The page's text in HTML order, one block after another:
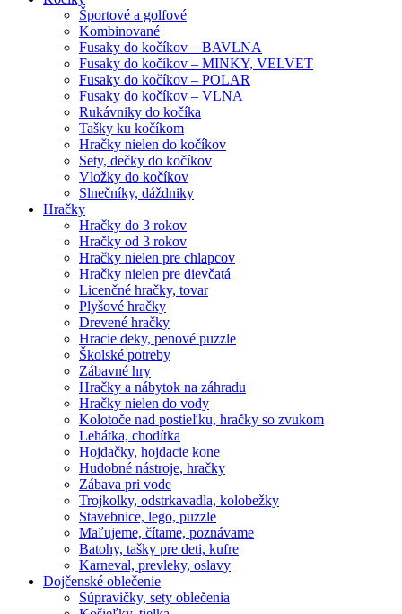
Športové a golfové
Kombinované
Fusaky do kočíkov – BAVLNA
Fusaky do kočíkov – MINKY, VELVET
Fusaky do kočíkov – POLAR
Fusaky do kočíkov – VLNA
Rukávniky do kočíka
Tašky ku kočíkom
Hračky nielen do kočíkov
Sety, dečky do kočíkov
Vložky do kočíkov
Slnečníky, dáždniky
Hračky
Hračky do 3 rokov
Hračky od 3 rokov
Hračky nielen pre chlapcov
Hračky nielen pre dievčatá
Licenčné hračky, tovar
Plyšové hračky
Drevené hračky
Hracie deky, penové puzzle
Školské potreby
Zábavné hry
Hračky a nábytok na záhradu
Hračky nielen do vody
Kolotoče nad postieľku, hračky so zvukom
Lehátka, chodítka
Hojdačky, hojdacie kone
Hudobné nástroje, hračky
Zábava pri vode
Trojkolky, odstrkavadla, kolobežky
Stavebnice, lego, puzzle
Maľujeme, čítame, poznávame
Batohy, tašky pre deti, kufre
Karneval, prevleky, oslavy
Dojčenské oblečenie
Súpravičky, sety oblečenia